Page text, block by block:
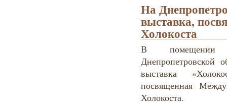
На
выставка,
Холокоста
В помещении
Днепропетровской
выставка
посвященная
Холокоста.